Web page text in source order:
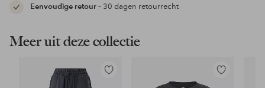
Eenvoudige retour– 30 dagen retourrecht
Meer uit deze collectie
Toevoegen
Toevoegen